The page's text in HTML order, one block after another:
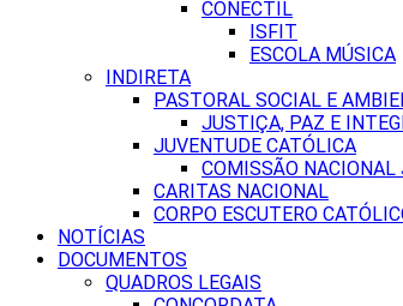
CONECTIL
ISFIT
ESCOLA MÚSICA
INDIRETA
PASTORAL SOCIAL E
JUSTIÇA, PAZ E
JUVENTUDE CATÓLICA
COMISSÃO
CARITAS NACIONAL
CORPO ESCUTERO
NOTÍCIAS
DOCUMENTOS
QUADROS LEGAIS